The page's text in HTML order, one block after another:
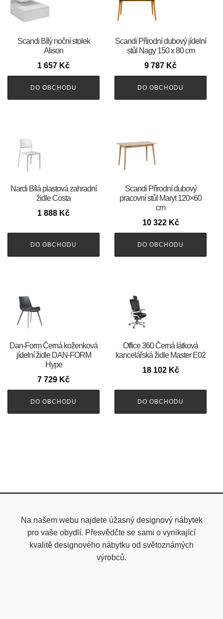
Scandi Bílý noční stolek
Alison
1 657 Kč
DO OBCHODU
Scandi Přírodní dubový jídelní
stůl Nagy 150 x 80 cm
9 787 Kč
DO OBCHODU
Nardi Bílá plastová zahradní
židle Costa
1 888 Kč
DO OBCHODU
Scandi Přírodní dubový
pracovní stůl Maryt 120×60
cm
10 322 Kč
DO OBCHODU
​​​​​Dan-Form Černá koženková
jídelní židle DAN-FORM
Hype
7 729 Kč
DO OBCHODU
Office 360 Černá látková
kancelářská židle Master E02
18 102 Kč
DO OBCHODU
Na našem webu najdete úžasný designový nábytek
pro vaše obydlí. Přesvědčte se sami o vynikající
kvalitě designového nábytku od světoznámých
výrobců.